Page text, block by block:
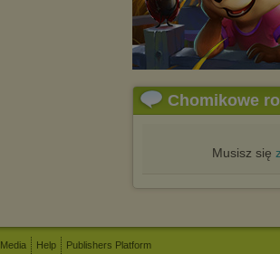
Chomikowe
Musisz się
Media Help
Publishers Platform